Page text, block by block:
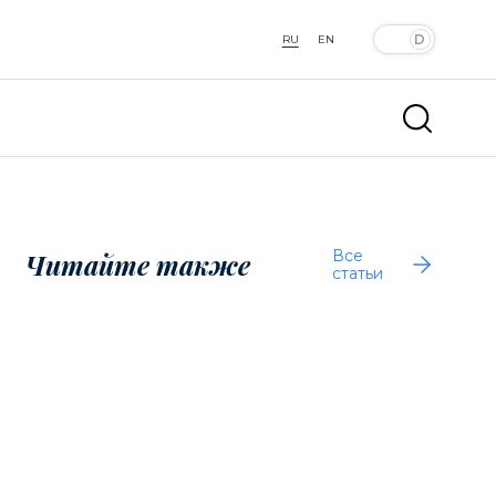
RU EN
Читайте также
Все
статьи